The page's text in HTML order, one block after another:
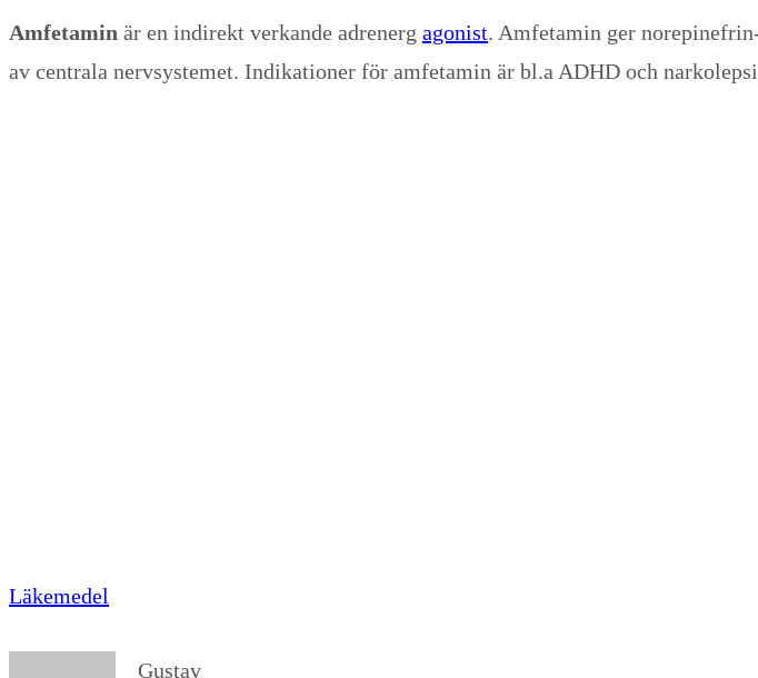
Amfetamin är en indirekt verkande adrenerg agonist. Amfetamin ger
av centrala nervsystemet. Indikationer för amfetamin är bl.a ADHD och
Läkemedel
Gustav